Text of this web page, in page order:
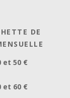
DE
et 50 €
et 60 €